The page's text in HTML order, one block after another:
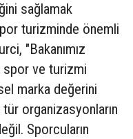
sağlamak
turizminde önemli
"Bakanımız
spor ve turizmi
marka değerini
organizasyonların
Sporcuların